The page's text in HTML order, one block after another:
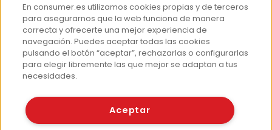
Hemeroteca
Contacto
Prensa
Corpus Lingüístico Consumer
© Fundación EROSKI
En consumer.es utilizamos cookies propias y de terceros
para asegurarnos que la web funciona de manera
correcta y ofrecerte una mejor experiencia de
navegación. Puedes aceptar todas las cookies
pulsando el botón “aceptar”, rechazarlas o configurarlas
para elegir libremente las que mejor se adaptan a tus
necesidades.
Aceptar